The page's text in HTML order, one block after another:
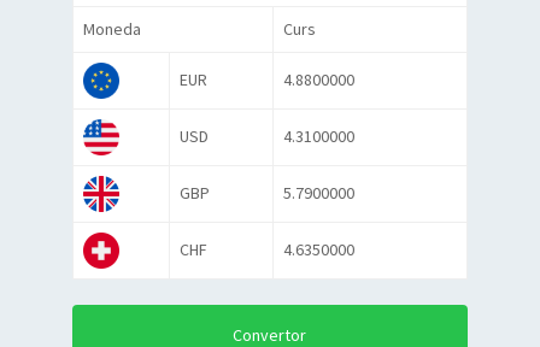
Moneda Curs
EUR 4.8800000
USD 4.3100000
GBP 5.7900000
CHF 4.6350000
Convertor